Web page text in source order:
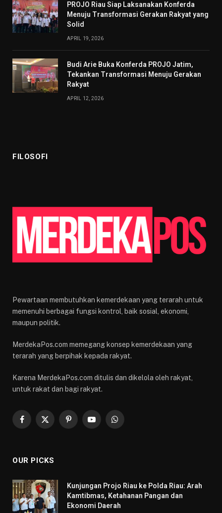
PROJO Riau Siap Laksanakan Konferda
Menuju Transformasi Gerakan Rakyat yang
Solid
APRIL 19, 2026
Budi Arie Buka Konferda PROJO Jatim,
Tekankan Transformasi Menuju Gerakan
Rakyat
APRIL 12, 2026
FILOSOFI
Pewartaan membutuhkan kemerdekaan yang terarah untuk
memenuhi berbagai fungsi kontrol, baik sosial, ekonomi,
maupun politik.
MerdekaPos.com memegang konsep kemerdekaan yang
terarah yang berpihak kepada rakyat.
Karena MerdekaPos.com ditulis dan dikelola oleh rakyat,
untuk rakat dan bagi rakyat.
Facebook
X
PinterestYouTubeWhatsApp
OUR PICKS
Kunjungan Projo Riau ke Polda Riau: Arah
Kamtibmas, Ketahanan Pangan dan
Ekonomi Daerah